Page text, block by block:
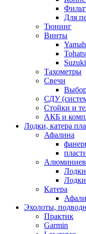
Для
Тюнинг
Винты
Suzuki
Тахометры
Свечи
СДУ
Стойки и
АКБ и
Лодки, катера
Афалина
Катера
Эхолоты,
Практик
Garmin